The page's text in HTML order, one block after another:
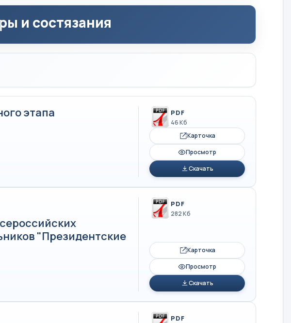
и состязания
этапа
PDF
46 Кб
Карточка
Просмотр
Скачать
"Президентские
PDF
282 Кб
Карточка
Просмотр
Скачать
PDF